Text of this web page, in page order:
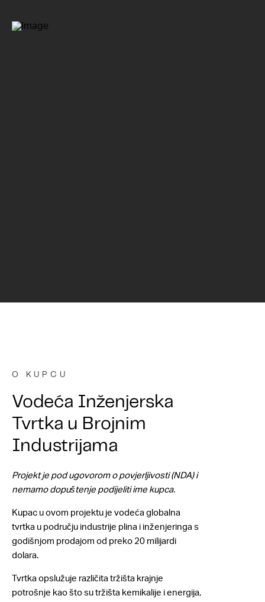
O KUPCU
Vodeća Inženjerska
Tvrtka u Brojnim
Industrijama
Projekt je pod ugovorom o povjerljivosti (NDA) i
nemamo dopuštenje podijeliti ime kupca.
Kupac u ovom projektu je vodeća globalna
tvrtka u području industrije plina i inženjeringa s
godišnjom prodajom od preko 20 milijardi
dolara.
Tvrtka opslužuje različita tržišta krajnje
potrošnje kao što su tržišta kemikalije i energija,